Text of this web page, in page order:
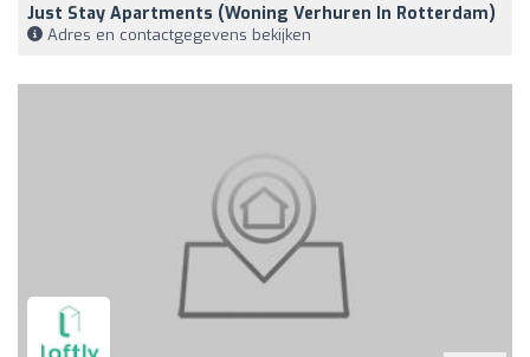
Just Stay Apartments (woning Verhuren In Rotterdam)
Adres en contactgegevens bekijken